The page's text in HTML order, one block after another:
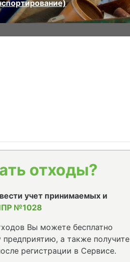
отходы?
учет принимаемых и
№1028
Вы можете бесплатно
а также получите
регистрации в Сервисе.